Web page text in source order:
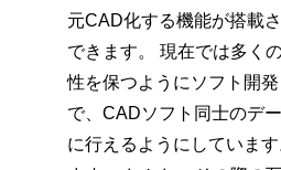
元CAD化する機能が搭載
できます。 現在では多く
性を保つようにソフト開
で、CADソフト同士のデ
に行えるようにしていま